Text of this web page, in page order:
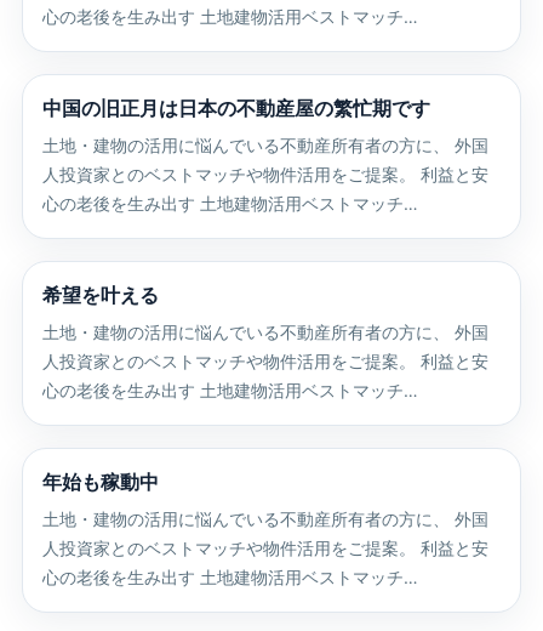
心の老後を生み出す 土地建物活用ベストマッチ…
中国の旧正月は日本の不動産屋の繁忙期です
土地・建物の活用に悩んでいる不動産所有者の方に、 外国
人投資家とのベストマッチや物件活用をご提案。 利益と安
心の老後を生み出す 土地建物活用ベストマッチ…
希望を叶える
土地・建物の活用に悩んでいる不動産所有者の方に、 外国
人投資家とのベストマッチや物件活用をご提案。 利益と安
心の老後を生み出す 土地建物活用ベストマッチ…
年始も稼動中
土地・建物の活用に悩んでいる不動産所有者の方に、 外国
人投資家とのベストマッチや物件活用をご提案。 利益と安
心の老後を生み出す 土地建物活用ベストマッチ…